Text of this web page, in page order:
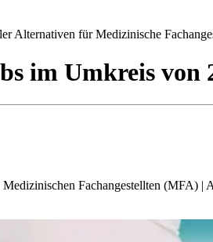
Alternativen für Medizinische
im Umkreis von
Fachangestellten (MFA) |